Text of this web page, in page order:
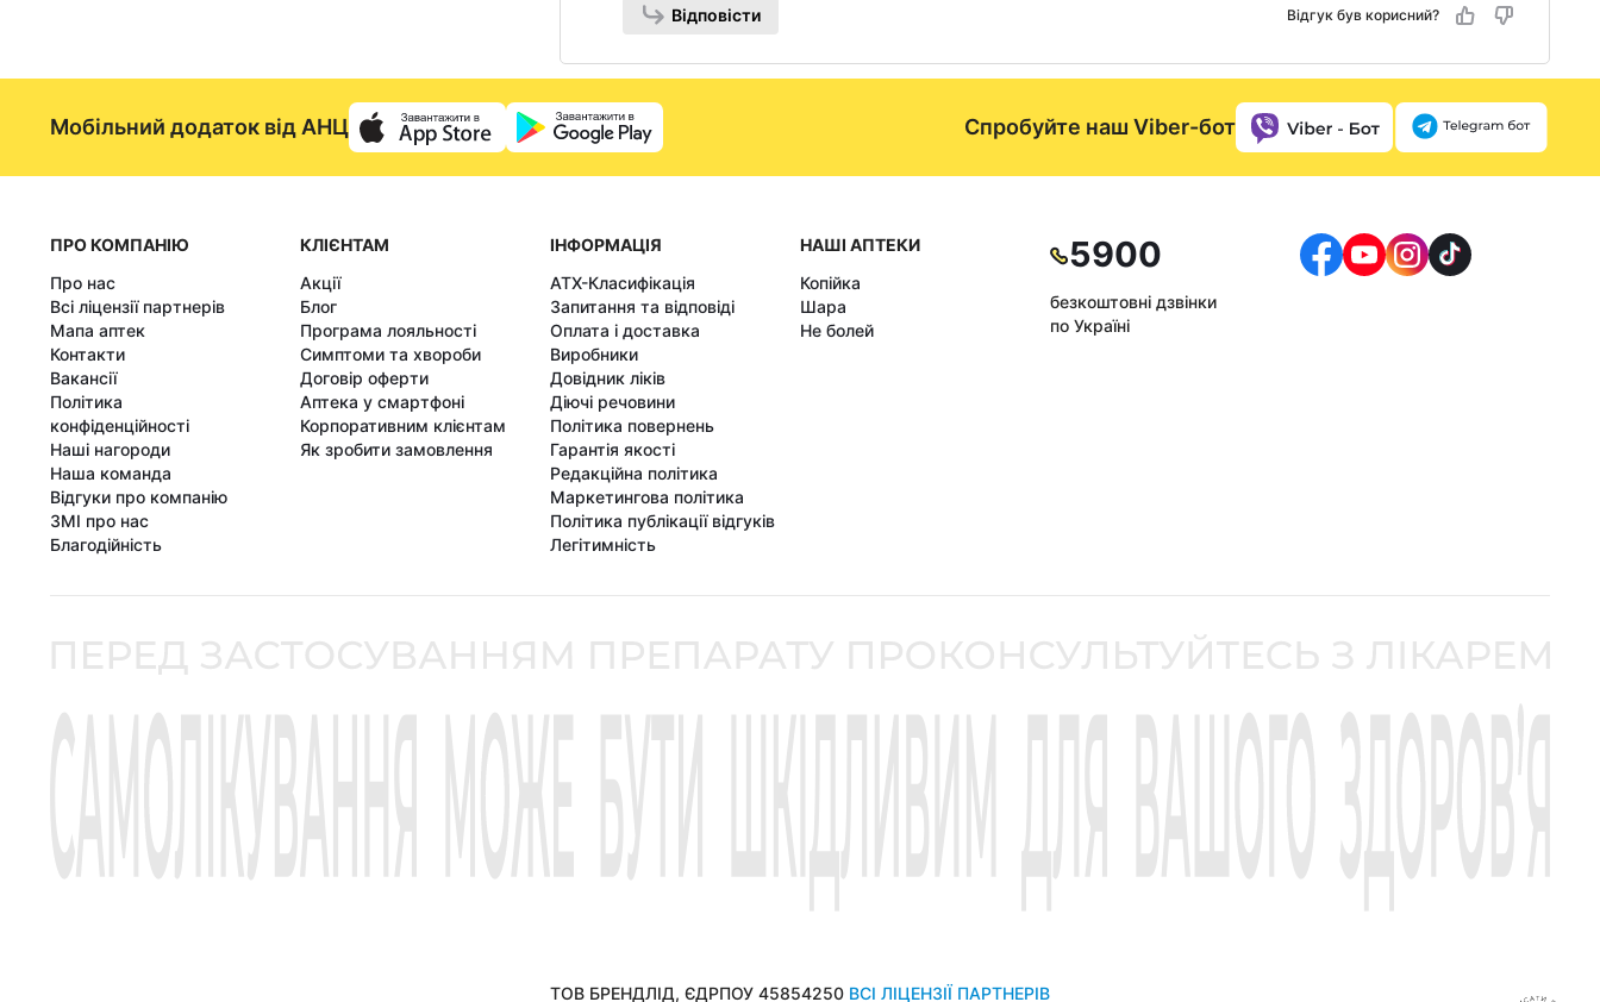
Відповісти Відгук був корисний?
Мобільний додаток від АНЦ Спробуйте наш Viber-бот
ПРО КОМПАНІЮ
Про нас
Всі ліцензії партнерів
Мапа аптек
Контакти
Вакансії
Політика
конфіденційності
Наші нагороди
Наша команда
Відгуки про компанію
ЗМІ про нас
Благодійність
КЛІЄНТАМ
Акції
Блог
Програма лояльності
Симптоми та хвороби
Договір оферти
Аптека у смартфоні
Корпоративним клієнтам
Як зробити замовлення
ІНФОРМАЦІЯ
АТХ-Класифікація
Запитання та відповіді
Оплата і доставка
Виробники
Довідник ліків
Діючі речовини
Політика повернень
Гарантія якості
Редакційна політика
Маркетингова політика
Політика публікації відгуків
Легітимність
НАШІ АПТЕКИ
Копійка
Шара
Не болей
5900
безкоштовні дзвінки
по Україні
ТОВ БРЕНДЛІД, ЄДРПОУ 45854250 ВСІ ЛІЦЕНЗІЇ ПАРТНЕРІВ